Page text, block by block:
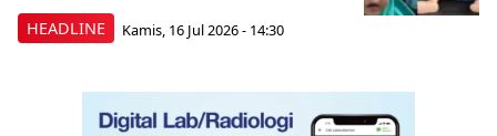
HEADLINE Kamis, 16 Jul 2026 - 14:30